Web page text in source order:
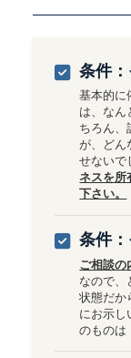
条件
基本的に
は、なん
ちろん、
が、どん
せないで
ネスを所
下さい。
条件
ご相談の
なので、
状態だか
にお示し
のものは